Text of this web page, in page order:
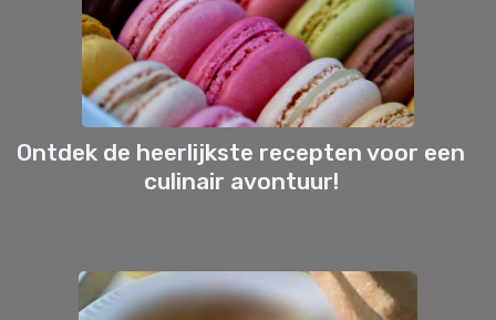
Ontdek de heerlijkste recepten voor een
culinair avontuur!